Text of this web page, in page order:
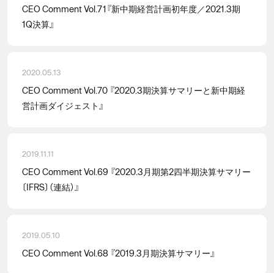
CEO Comment Vol.71『新中期経営計画初年度／2021.3期
1Q決算』
2020.05.13
CEO Comment Vol.70 『2020.3期決算サマリーと新中期経
営計画ダイジェスト』
2019.11.11
CEO Comment Vol.69 『2020.3月期第2四半期決算サマリー
〔IFRS〕（連結）』
2019.05.10
CEO Comment Vol.68 『2019.3月期決算サマリー』